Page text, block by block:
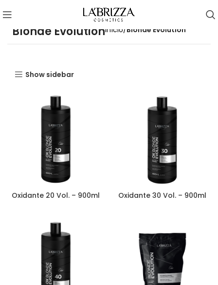
Blonde EvolutionInício Blonde Evolution
Show sidebar
Oxidante 20 Vol. – 900ml Oxidante 30 Vol. – 900ml